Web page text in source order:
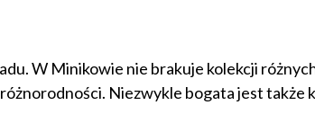
W Minikowie nie brakuje kolekcji
Niezwykle bogata jest także